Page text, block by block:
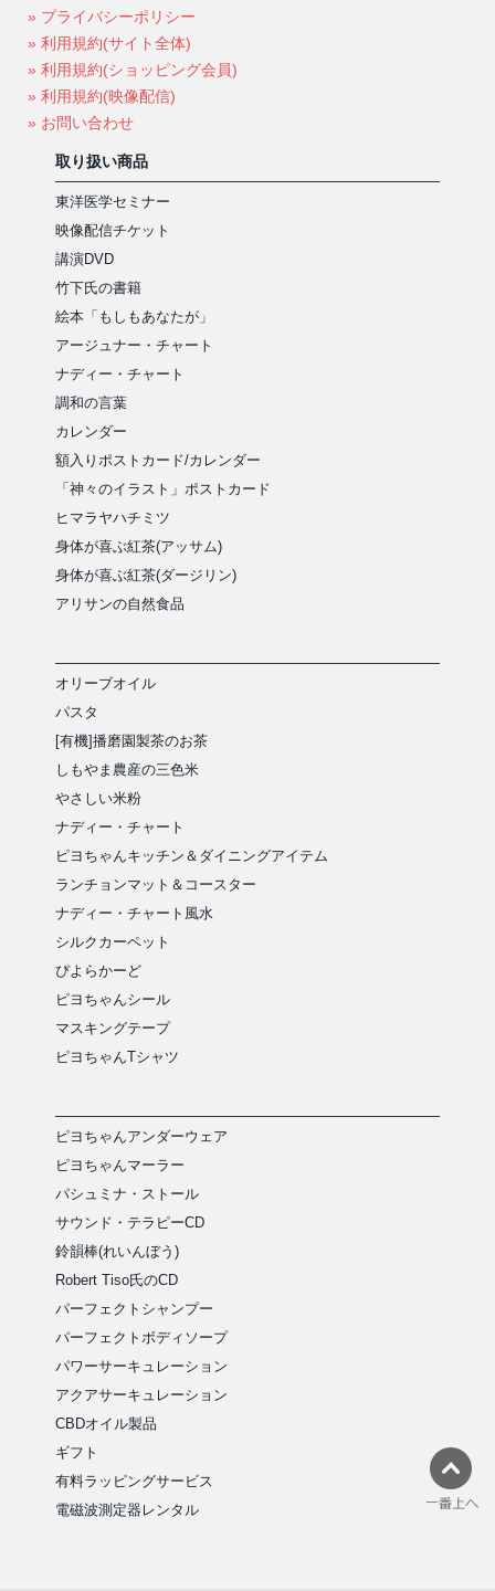
» プライバシーポリシー
» 利用規約(サイト全体)
» 利用規約(ショッピング会員)
» 利用規約(映像配信)
» お問い合わせ
取り扱い商品
東洋医学セミナー
映像配信チケット
講演DVD
竹下氏の書籍
絵本「もしもあなたが」
アージュナー・チャート
ナディー・チャート
調和の言葉
カレンダー
額入りポストカード/カレンダー
「神々のイラスト」ポストカード
ヒマラヤハチミツ
身体が喜ぶ紅茶(アッサム)
身体が喜ぶ紅茶(ダージリン)
アリサンの自然食品
オリーブオイル
パスタ
[有機]播磨園製茶のお茶
しもやま農産の三色米
やさしい米粉
ナディー・チャート
ピヨちゃんキッチン＆ダイニングアイテム
ランチョンマット＆コースター
ナディー・チャート風水
シルクカーペット
ぴよらかーど
ピヨちゃんシール
マスキングテープ
ピヨちゃんTシャツ
ピヨちゃんアンダーウェア
ピヨちゃんマーラー
パシュミナ・ストール
サウンド・テラピーCD
鈴韻棒(れいんぼう)
Robert Tiso氏のCD
パーフェクトシャンプー
パーフェクトボディソープ
パワーサーキュレーション
アクアサーキュレーション
CBDオイル製品
ギフト
有料ラッピングサービス
電磁波測定器レンタル